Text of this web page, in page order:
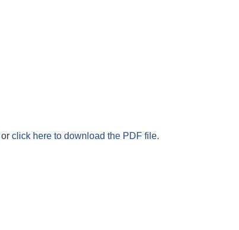
or click here to download the PDF file.